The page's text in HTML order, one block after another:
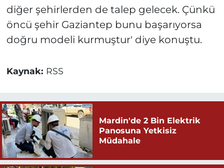
diğer şehirlerden de talep gelecek. Çünkü
öncü şehir Gaziantep bunu başarıyorsa
doğru modeli kurmuştur' diye konuştu.
Kaynak: RSS
Mardin'de 2 Bin Elektrik
Panosuna Yetkisiz
Müdahale